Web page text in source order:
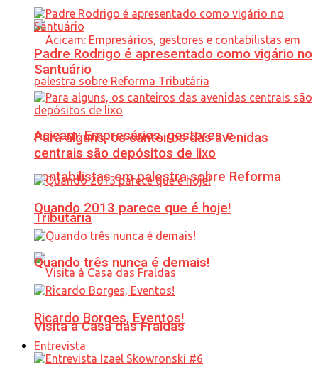
Acicam: Empresários, gestores e
contabilistas em palestra sobre Reforma
Tributária
Visita à Casa das Fraldas
Padre Rodrigo é apresentado como vigário no
Santuário
Para alguns, os canteiros das avenidas
centrais são depósitos de lixo
Quando 2013 parece que é hoje!
Quando três nunca é demais!
Ricardo Borges, Eventos!
Entrevista